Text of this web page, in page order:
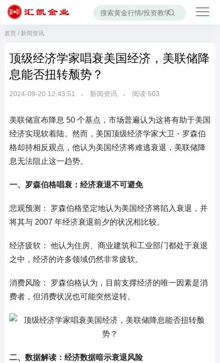
首页/ 新闻资讯
顶级经济学家唱衰美国经济，美联储降
息能否扭转颓势？
2024-09-20 12:43:51 新闻资讯 阅读 503
美联储宣布降息 50 个基点，市场普遍认为这将有助于美国
经济实现软着陆。然而，美国顶级经济学家大卫・罗森伯
格却持相反观点，他认为美国经济将难逃衰退，美联储降
息无法阻止这一趋势。
一、罗森伯格唱衰：经济衰退不可避免
悲观预测： 罗森伯格坚定地认为美国经济将陷入衰退，并
将其与 2007 年经济衰退前夕的状况相比较。
经济疲软： 他认为住房、商业建筑和工业部门都处于衰退
之中，经济的许多领域仍然非常疲软。
消费风险： 罗森伯格认为，目前支撑经济的唯一因素是消
费者，但消费状况也可能突然逆转。
二、数据解读：经济数据暗示衰退风险